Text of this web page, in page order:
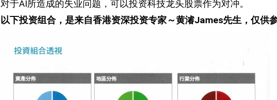
对于AI所造成的失业问题，可以投资科技龙头股票作为对冲。
以下投资组合，是来自香港资深投资专家～黄濬James先生，仅供